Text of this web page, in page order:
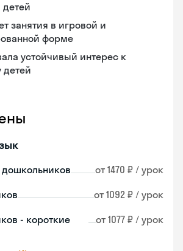
детей
занятия в игровой и
форме
устойчивый интерес к
детей
от 1470 ₽ / урок
от 1092 ₽ / урок
- короткие
от 1077 ₽ / урок